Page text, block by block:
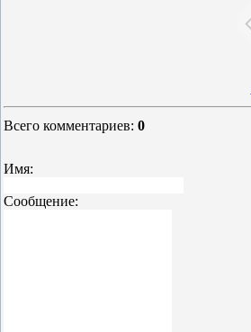
Всего комментариев: 0
Имя:
Сообщение: